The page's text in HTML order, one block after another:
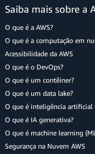
Saiba mais sobre a
O que é a AWS?
O que é a computação em
Acessibilidade da AWS
O que é o DevOps?
O que é um contêiner?
O que é um data lake?
O que é inteligência artificial
O que é IA generativa?
O que é machine learning
Segurança na Nuvem AWS